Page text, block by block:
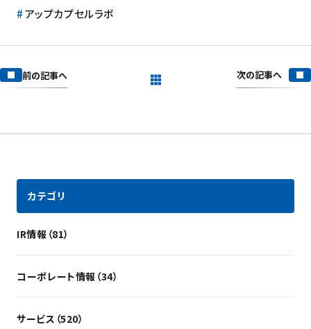
アップカプセルラボ
前の記事へ 次の記事へ
カテゴリ
IR情報（81）
コーポレート情報（34）
サービス（520）